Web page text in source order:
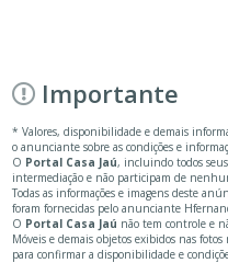
Importante
* Valores, disponibilidade e demais
o anunciante sobre as condições e
O Portal Casa Jaú, incluindo todos
intermediação e não participam de
Todas as informações e imagens deste
foram fornecidas pelo anunciante
O Portal Casa Jaú não tem controle e
Móveis e demais objetos exibidos nas
para confirmar a disponibilidade e